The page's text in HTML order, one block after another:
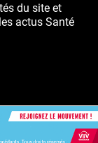
du site et
actus Santé